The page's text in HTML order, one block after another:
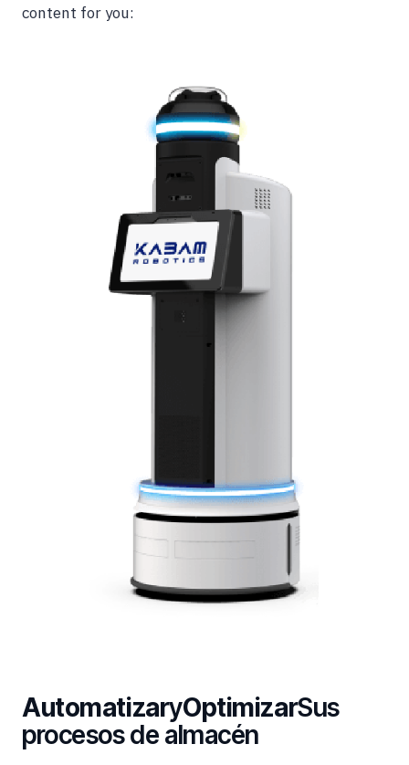
content for you:
AutomatizaryOptimizarSus
procesos de almacén